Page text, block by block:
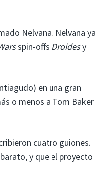
Nelvana. Nelvana ya
spin-offs Droidesy
en una gran
o menos a Tom Baker
cuatro guiones.
y que el proyecto